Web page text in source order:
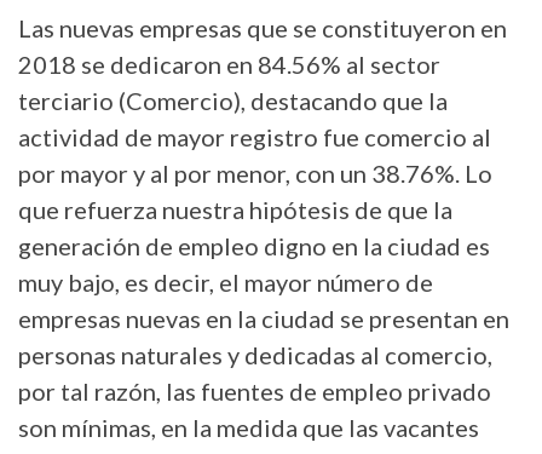
Las nuevas empresas que se constituyeron en
2018 se dedicaron en 84.56% al sector
terciario (Comercio), destacando que la
actividad de mayor registro fue comercio al
por mayor y al por menor, con un 38.76%. Lo
que refuerza nuestra hipótesis de que la
generación de empleo digno en la ciudad es
muy bajo, es decir, el mayor número de
empresas nuevas en la ciudad se presentan en
personas naturales y dedicadas al comercio,
por tal razón, las fuentes de empleo privado
son mínimas, en la medida que las vacantes